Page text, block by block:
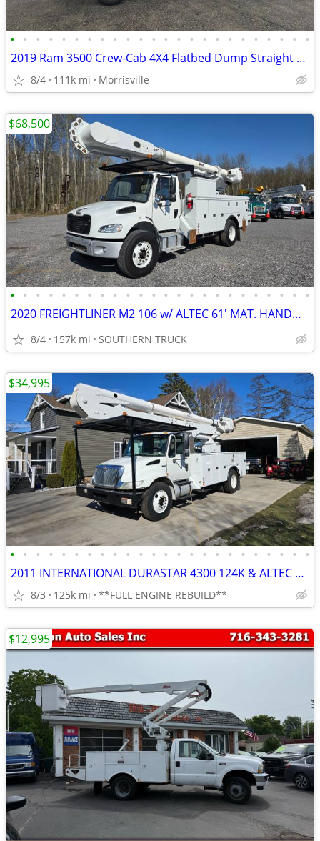
• • • • • • • • • • • • • • • • • • • • • • • •
2019 Ram 3500 Crew-Cab 4X4 Flatbed Dump Straight From Florida Finance
8/4 111k mi Morrisville
• • • • • • • • • • • • • • • • • • • • • • • •
2020 FREIGHTLINER M2 106 w/ ALTEC 61' MAT. HAND🌲 INSULATED⚡O.C. BOOM
8/4 157k mi SOUTHERN TRUCK
$68,500
• • • • • • • • • • • • • • • • • • • • • • • •
2011 INTERNATIONAL DURASTAR 4300 124K & ALTEC 60' M.H INSULATED BOOM
8/3 125k mi **FULL ENGINE REBUILD**
$34,995
$12,995